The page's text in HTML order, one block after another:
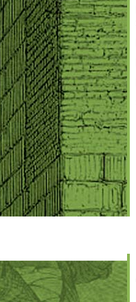
Детям
и
родителям